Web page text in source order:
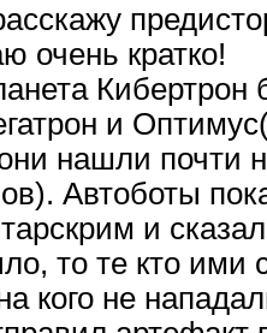
очень кратко!
и
нашли почти
Автоботы
и
то те кто ими
кого не